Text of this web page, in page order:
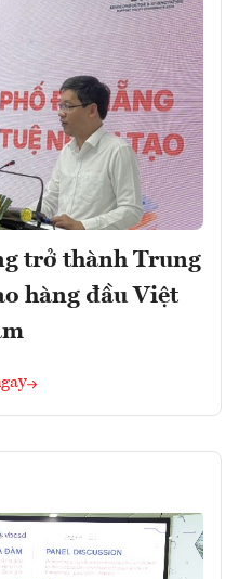
trở thành Trung
hàng đầu Việt